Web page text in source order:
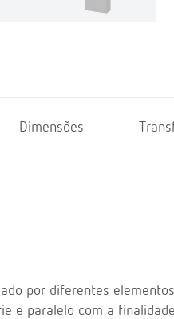
Dimensões
por diferentes
e paralelo com a